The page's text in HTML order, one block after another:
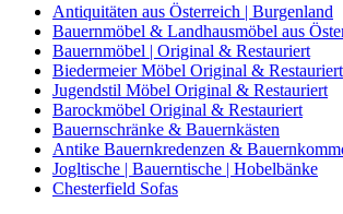
Antiquitäten aus Österreich | Burgenland
Bauernmöbel & Landhausmöbel aus
Bauernmöbel | Original & Restauriert
Biedermeier Möbel Original & Restauriert
Jugendstil Möbel Original & Restauriert
Barockmöbel Original & Restauriert
Bauernschränke & Bauernkästen
Antike Bauernkredenzen &
Jogltische | Bauerntische | Hobelbänke
Chesterfield Sofas